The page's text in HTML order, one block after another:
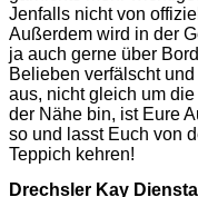
Jenfalls nicht von
Außerdem wird in der
ja auch gerne über
Belieben verfälscht
aus, nicht gleich um
der Nähe bin, ist Eure
so und lasst Euch von
Teppich kehren!
Drechsler Kay